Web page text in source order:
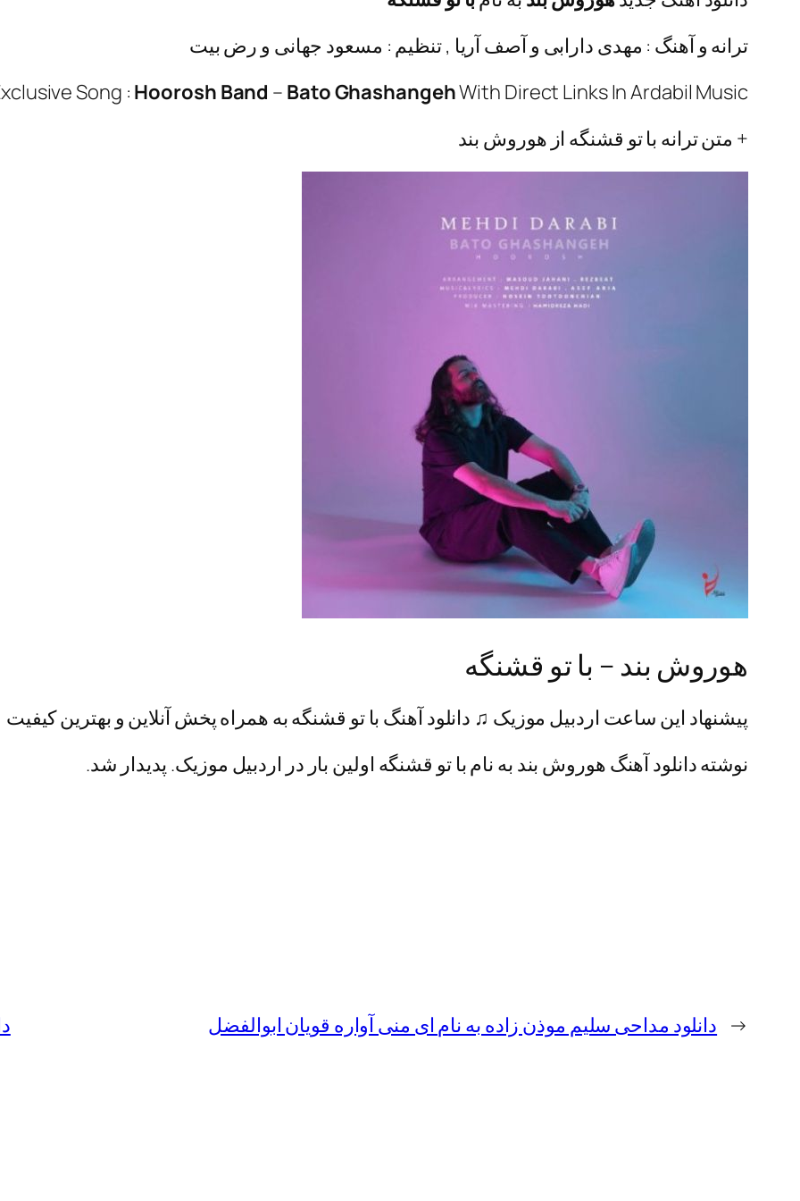
ترانه و آهنگ : مهدی دارابی و آصف آریا , تنظیم : مسعود جهانی و رض بیت
Song : Hoorosh Band – Bato GhashangehWith Direct Links In Ardabil Music
+ متن ترانه با تو قشنگه از هوروش بند
هوروش بند – با تو قشنگه
پیشنهاد این ساعت اردبیل موزیک ♫ دانلود آهنگ با تو قشنگه به همراه پخش آنلاین و بهترین
نوشته دانلود آهنگ هوروش بند به نام با تو قشنگه اولین بار در اردبیل موزیک. پدیدار شد.
← دانلود مداحی سلیم موذن زاده به نام ای منی آواره قویان ابوالفضل